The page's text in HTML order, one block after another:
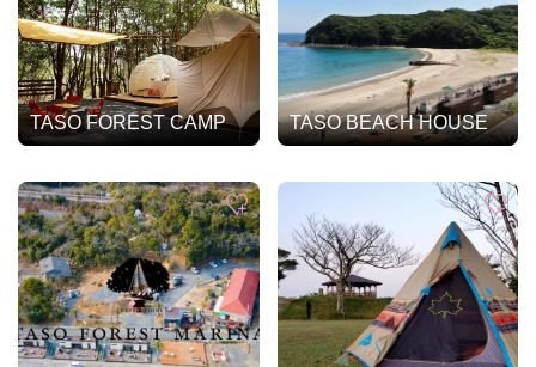
TASO FOREST CAMP TASO BEACH HOUSE